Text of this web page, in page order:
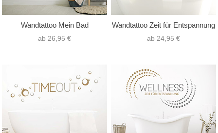
Wandtattoo Mein Bad
ab 26,95 €
Wandtattoo Zeit für Entspannung
ab 24,95 €